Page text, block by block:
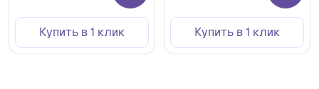
Купить в 1 клик Купить в 1 клик